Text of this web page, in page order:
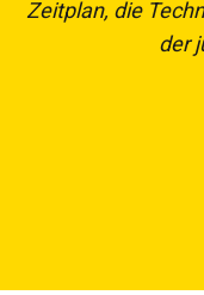
Zeitplan, die
der